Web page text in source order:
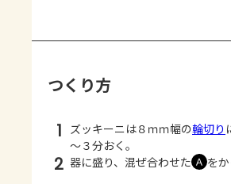
つくり方
1 ズッキーニは８ｍｍ幅の輪切り
～３分おく。
2 器に盛り、混ぜ合わせた Ａ を